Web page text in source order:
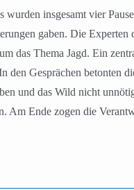
wurden insgesamt vier
gaben. Die
das Thema Jagd. Ein
den Gesprächen betonten
und das Wild nicht
Am Ende zogen die